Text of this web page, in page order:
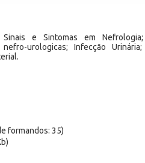
e Sintomas em Nefrologia;
urologicas; Infecção Urinária;
formandos: 35)